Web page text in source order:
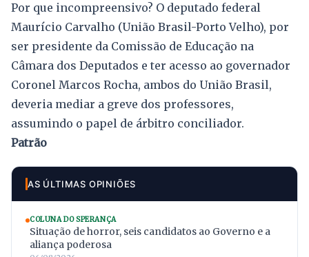
Por que incompreensivo? O deputado federal
Maurício Carvalho (União Brasil-Porto Velho), por
ser presidente da Comissão de Educação na
Câmara dos Deputados e ter acesso ao governador
Coronel Marcos Rocha, ambos do União Brasil,
deveria mediar a greve dos professores,
assumindo o papel de árbitro conciliador.
Patrão
AS ÚLTIMAS OPINIÕES
COLUNA DO SPERANÇA
Situação de horror, seis candidatos ao Governo e a
aliança poderosa